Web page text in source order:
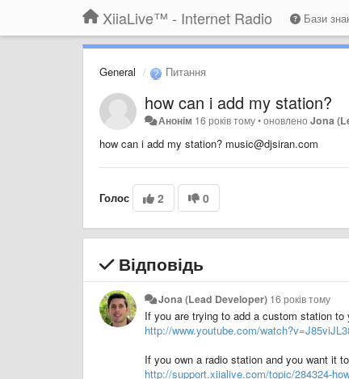
XiiaLive™ - Internet Radio Бази
General Питання
how can i add my station?
Анонім 16 років тому•оновленоJona
how can i add my station? music@djsiran.com
Голос 2 0
Відповідь
Jona (Lead Developer) 16 років тому
If you are trying to add a custom station
http://www.youtube.com/
If you own a radio station and you want it
http://support.xiialive.com/topic/284324-